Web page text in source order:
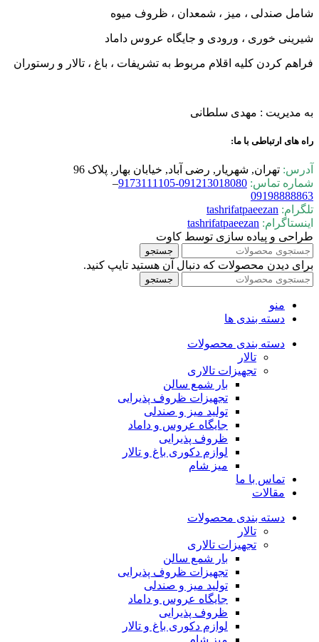
شامل صندلی ، میز ، شمعدان ، ظروف میوه
شیرینی خوری ، ورودی و جایگاه عروس داماد
فراهم کردن کلیه اقلام مربوط به تشریفات ، باغ ، تالار و رستوران
به مدیریت : مهدی سلطانی
راه های ارتباطی با ما:
آدرس: تهران, شهریار, رضی آباد, خیابان بهار, پلاک 96
شماره تماس:
091213018080-9173111105
–
09198888863
تلگرام: tashrifatpaeezan
اینستاگرام: tashrifatpaeezan
طراحی و پیاده سازی توسط کاوت
جستجو
برای دیدن محصولات که دنبال آن هستید تایپ کنید.
جستجو
منو
دسته بندی ها
دسته بندی محصولات
تالار
تجهیزات تالاری
بار شمع سالن
تجهیزات ظروف پذیرایی
تولید میز و صندلی
جایگاه عروس و داماد
ظروف پذیرایی
لوازم دکوری باغ و تالار
میز شام
تماس با ما
مقالات
دسته بندی محصولات
تالار
تجهیزات تالاری
بار شمع سالن
تجهیزات ظروف پذیرایی
تولید میز و صندلی
جایگاه عروس و داماد
ظروف پذیرایی
لوازم دکوری باغ و تالار
میز شام